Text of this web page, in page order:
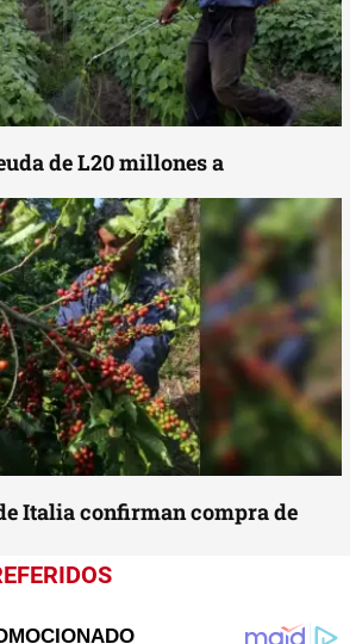
de L20 millones a
Italia confirman compra de